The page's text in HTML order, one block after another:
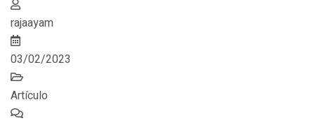
rajaayam
03/02/2023
Artículo